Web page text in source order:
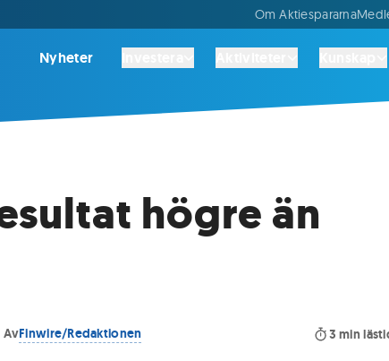
Om Aktiespararna
Nyheter
högre än
AvFinwire/Redaktionen 3 min